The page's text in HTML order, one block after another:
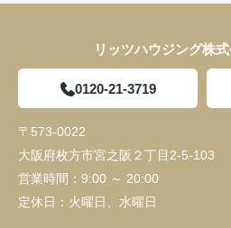
リッツハウジング株
0120-21-3719
〒573-0022
大阪府枚方市宮之阪２丁目2-5-103
営業時間： 9:00 ～ 20:00
定休日： 火曜日、水曜日